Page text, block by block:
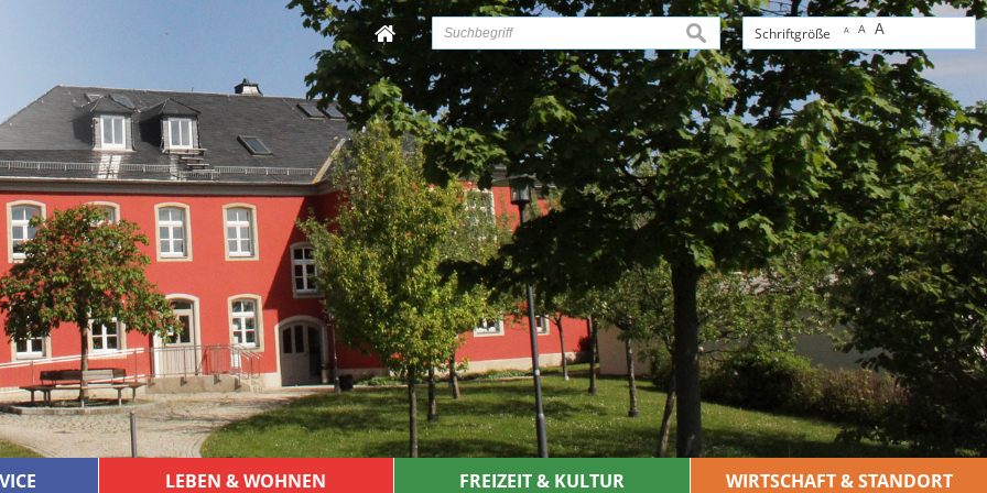
Schriftgröße A A A
suchen
LEBEN & WOHNEN FREIZEIT & KULTUR WIRTSCHAFT & STANDORT